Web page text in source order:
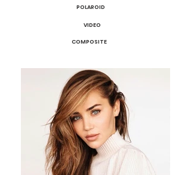
POLAROID
VIDEO
COMPOSITE